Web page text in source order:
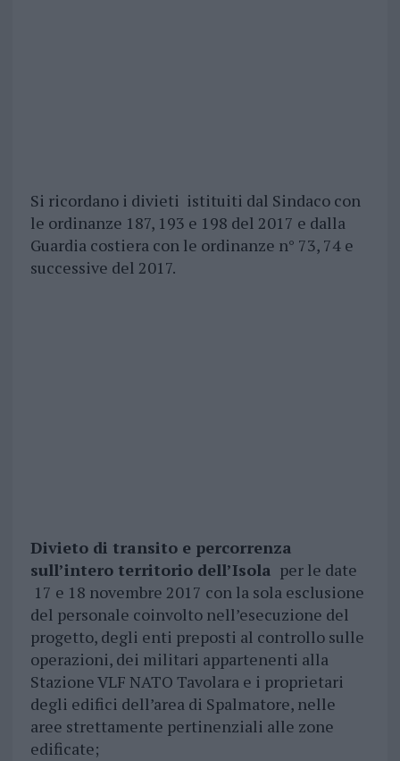
Si ricordano i divieti istituiti dal Sindaco con
le ordinanze 187, 193 e 198 del 2017 e dalla
Guardia costiera con le ordinanze n° 73, 74 e
successive del 2017.
Divieto di transito e percorrenza
sull’intero territorio dell’Isola per le date
17 e 18 novembre 2017 con la sola esclusione
del personale coinvolto nell’esecuzione del
progetto, degli enti preposti al controllo sulle
operazioni, dei militari appartenenti alla
Stazione VLF NATO Tavolara e i proprietari
degli edifici dell’area di Spalmatore, nelle
aree strettamente pertinenziali alle zone
edificate;